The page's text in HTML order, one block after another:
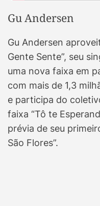
Gu Andersen
Gu Andersen
Gente Sente”, seu
uma nova faixa em
com mais de 1,3
e participa do
faixa “Tô te
prévia de seu
São Flores”.